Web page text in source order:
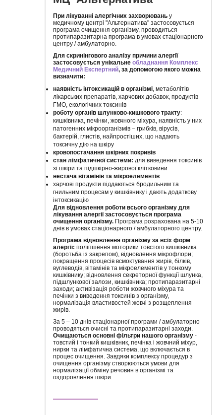
При лікуванні алергічних захворювань у
медичному центрі "Альтернатива" застосовується
програма очищення організму, проводиться
протипаразитарна програма в умовах стаціонарного
центру / амбулаторно.
Для скринінгового аналізу причини алергії
застосовується унікальне обладнання Комплекс
Медичний Експертний, за допомогою якого можна
визначити:
наявність інтоксикацій в організмі , метаболітів
лікарських препаратів, харчових добавок, продуктів
ГМО, екологічних токсинів
роботу органів шлунково-кишкового тракту:
кишківника, печінки, жовчного міхура, наявність у них
патогенних мікроорганізмів – грибків, вірусів,
бактерій, глистів, найпростіших, що надають
токсичну дію на шкіру
кровопостачання шкірних покривів
стан лімфатичної системи: для виведення токсинів
зі шкіри та підшкірно-жирової клітковини
нестача вітамінів та мікроелементів
харчові продукти піддаються бродильним та
гнильним процесам у кишківнику і дають додаткову
інтоксикацію
Для відновлення роботи всього організму для
лікування алергії застосовується програма
очищення організму. Програма розрахована на 5-10
днів в умовах стаціонарного / амбулаторного центру.
Програма відновлення організму за всіх форм
алергії: поліпшення моторики товстого кишківника
(боротьба із закрепом), відновлення мікрофлори;
покращення процесів всмоктування жирів, білків,
вуглеводів, вітамінів та мікроелементів у тонкому
кишківнику; відновлення секреторної функції шлунка,
підшлункової залози, кишківника; протипаразитарні
заходи; активізація роботи жовчного міхура та
печінки з виведення токсинів з організму,
нормалізація властивостей жовчі з розщеплення
жирів.
За 5 – 10 днів стаціонарної програми / амбулаторно
проводяться очисні та протипаразитарні заходи.
Очищаються основні фільтри нашого організму -
товстий і тонкий кишківник, печінка і жовчний міхур,
нирки та лімфатична система, що включається в
процес очищення. Завдяки комплексу процедур з
очищення організму створюються умови для
нормалізації обміну речовин в організмі та
оздоровлення шкіри.